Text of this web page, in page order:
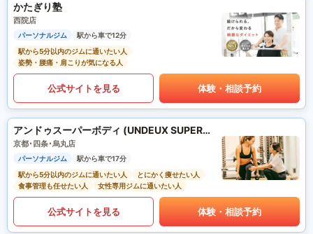
かたぎり塾
西院店
パーソナルジム
駅から車で12分
駅から5分以内のジムに通いたい人
姿勢・腰痛・肩こりが気になる人
公式サイトを見る 体験・相談予約
アンドゥスーパーボディ (UNDEUX SUPERBODY)
京都･四条･烏丸店
パーソナルジム
駅から車で17分
駅から5分以内のジムに通いたい人
とにかく痩せたい人
食事管理も任せたい人
女性専用ジムに通いたい人
公式サイトを見る 体験・相談予約